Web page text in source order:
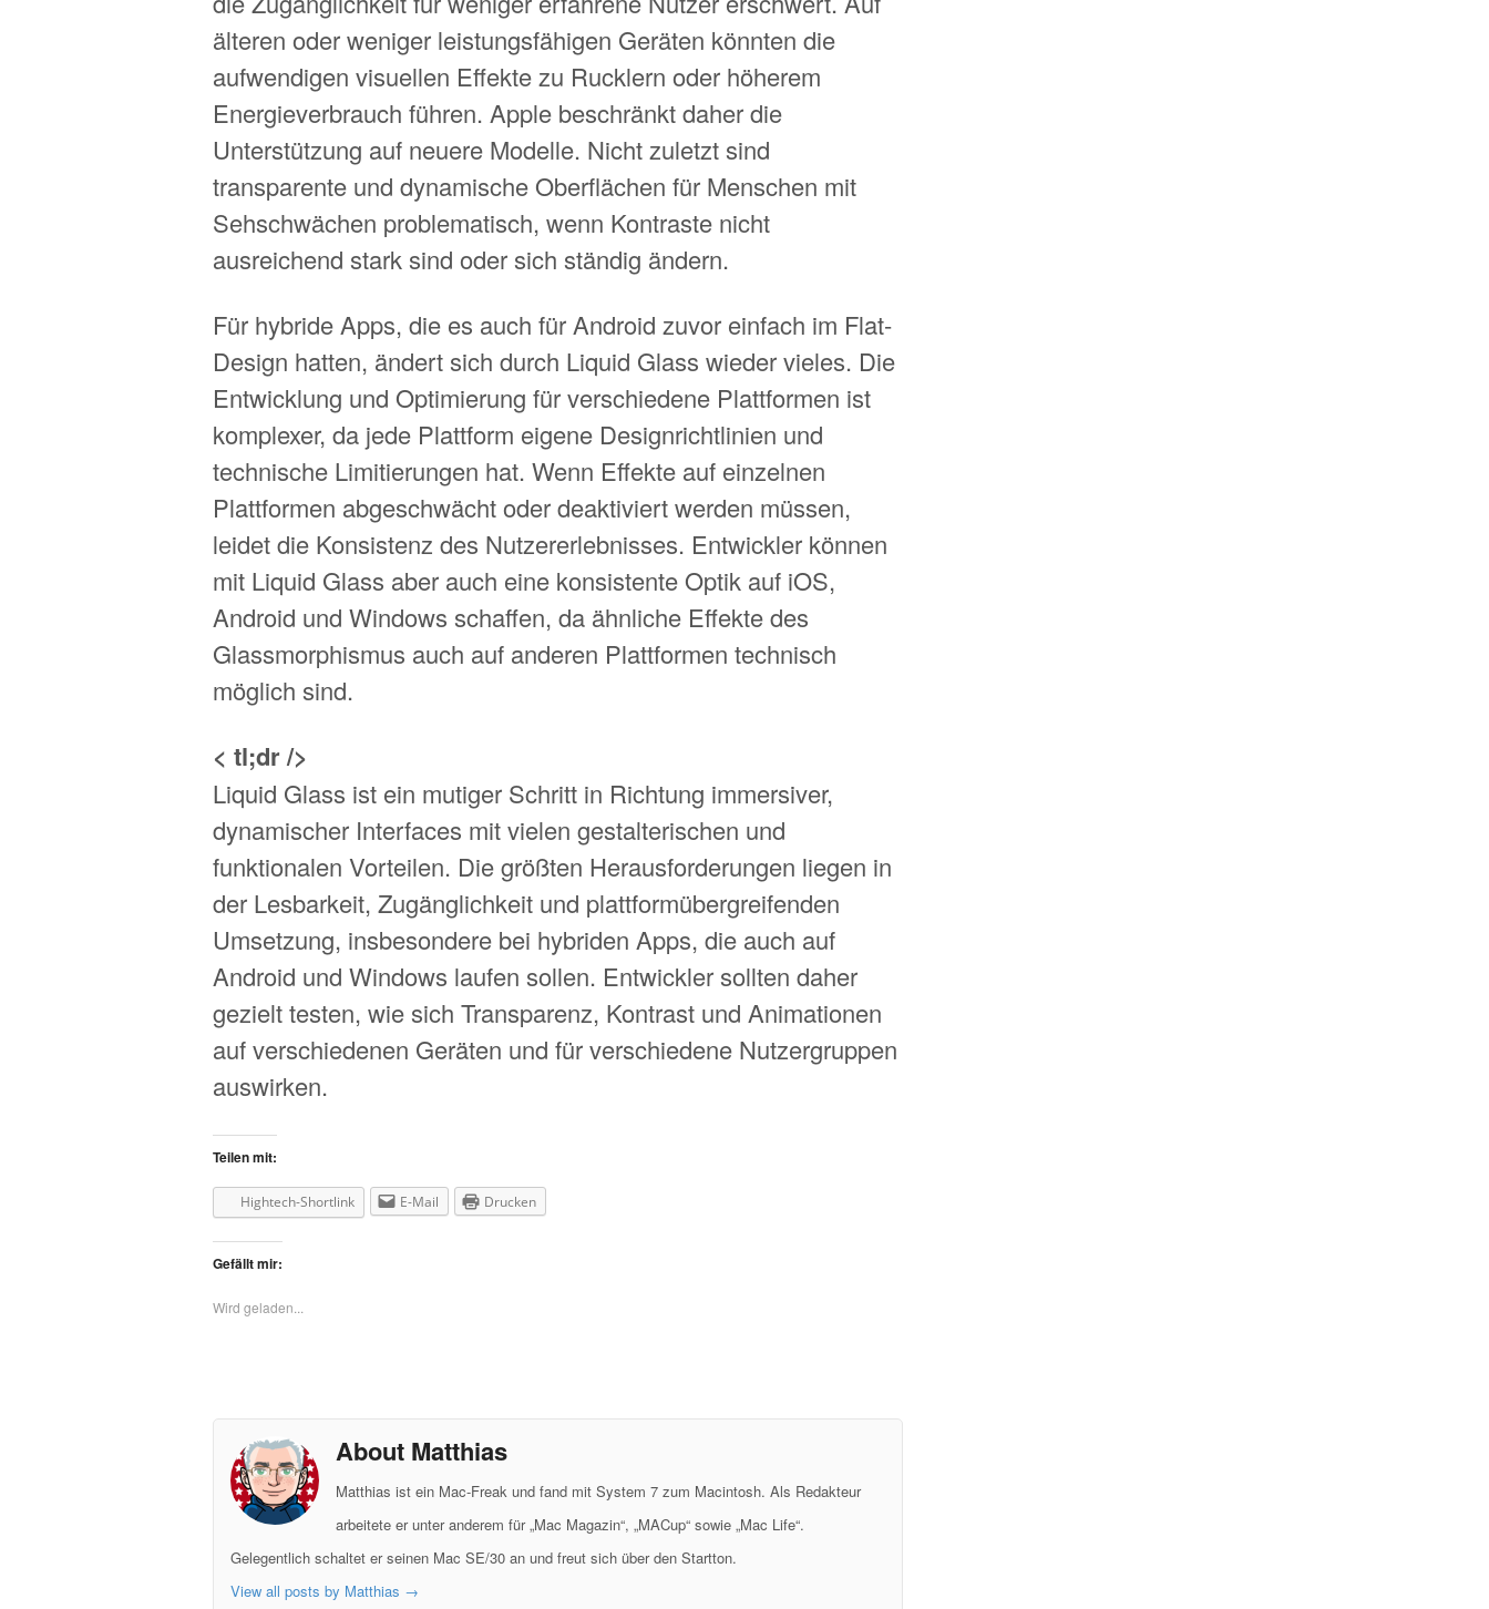
älteren oder weniger leistungsfähigen Geräten könnten die
aufwendigen visuellen Effekte zu Rucklern oder höherem
Energieverbrauch führen. Apple beschränkt daher die
Unterstützung auf neuere Modelle. Nicht zuletzt sind
transparente und dynamische Oberflächen für Menschen mit
Sehschwächen problematisch, wenn Kontraste nicht
ausreichend stark sind oder sich ständig ändern.
Für hybride Apps, die es auch für Android zuvor einfach im Flat-
Design hatten, ändert sich durch Liquid Glass wieder vieles. Die
Entwicklung und Optimierung für verschiedene Plattformen ist
komplexer, da jede Plattform eigene Designrichtlinien und
technische Limitierungen hat. Wenn Effekte auf einzelnen
Plattformen abgeschwächt oder deaktiviert werden müssen,
leidet die Konsistenz des Nutzererlebnisses. Entwickler können
mit Liquid Glass aber auch eine konsistente Optik auf iOS,
Android und Windows schaffen, da ähnliche Effekte des
Glassmorphismus auch auf anderen Plattformen technisch
möglich sind.
< tl;dr />
Liquid Glass ist ein mutiger Schritt in Richtung immersiver,
dynamischer Interfaces mit vielen gestalterischen und
funktionalen Vorteilen. Die größten Herausforderungen liegen in
der Lesbarkeit, Zugänglichkeit und plattformübergreifenden
Umsetzung, insbesondere bei hybriden Apps, die auch auf
Android und Windows laufen sollen. Entwickler sollten daher
gezielt testen, wie sich Transparenz, Kontrast und Animationen
auf verschiedenen Geräten und für verschiedene Nutzergruppen
auswirken.
Teilen mit:
Hightech-Shortlink E-Mail Drucken
Gefällt mir:
Wird geladen...
About Matthias
Matthias ist ein Mac-Freak und fand mit System 7 zum Macintosh. Als Redakteur
arbeitete er unter anderem für „Mac Magazin“, „MACup“ sowie „Mac Life“.
Gelegentlich schaltet er seinen Mac SE/30 an und freut sich über den Startton.
View all posts by Matthias →